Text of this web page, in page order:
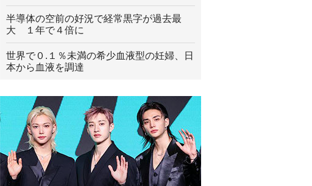
半導体の空前の好況で経常黒字が過去最
大 １年で４倍に
世界で０.１％未満の希少血液型の妊婦、日
本から血液を調達